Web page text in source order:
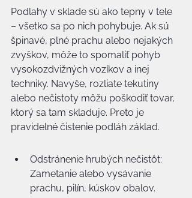
Podlahy v sklade sú ako tepny v tele
– všetko sa po nich pohybuje. Ak sú
špinavé, plné prachu alebo nejakých
zvyškov, môže to spomaliť pohyb
vysokozdvižných vozíkov a inej
techniky. Navyše, rozliate tekutiny
alebo nečistoty môžu poškodiť tovar,
ktorý sa tam skladuje. Preto je
pravidelné čistenie podláh základ.
Odstránenie hrubých nečistôt:
Zametanie alebo vysávanie
prachu, pilín, kúskov obalov.